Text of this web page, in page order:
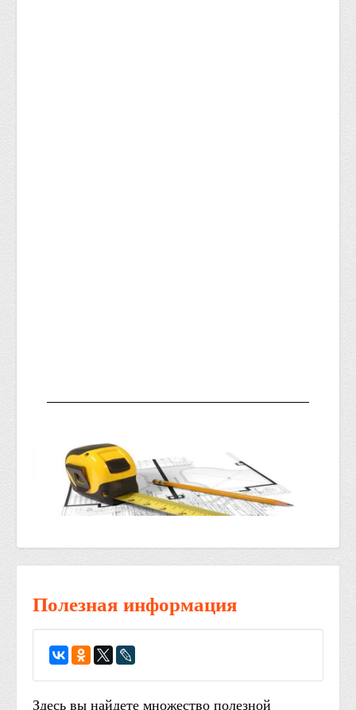
Полезная информация
Здесь вы найдете множество полезной